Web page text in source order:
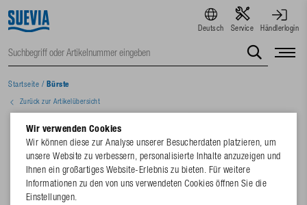
Deutsch Service Händlerlogin
Startseite / Bürste
Zurück zur Artikelübersicht
Wir verwenden Cookies
Wir können diese zur Analyse unserer Besucherdaten platzieren, um
unsere Website zu verbessern, personalisierte Inhalte anzuzeigen und
Ihnen ein großartiges Website-Erlebnis zu bieten. Für weitere
Informationen zu den von uns verwendeten Cookies öffnen Sie die
Einstellungen.